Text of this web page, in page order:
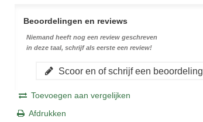
Beoordelingen en reviews
Niemand heeft nog een review geschreven
in deze taal, schrijf als eerste een review!
Scoor en of schrijf een beoordeling
Toevoegen aan vergelijken
Afdrukken